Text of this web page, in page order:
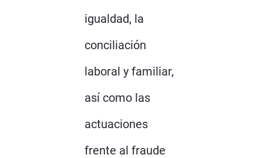
igualdad, la
conciliación
laboral y familiar,
así como las
actuaciones
frente al fraude